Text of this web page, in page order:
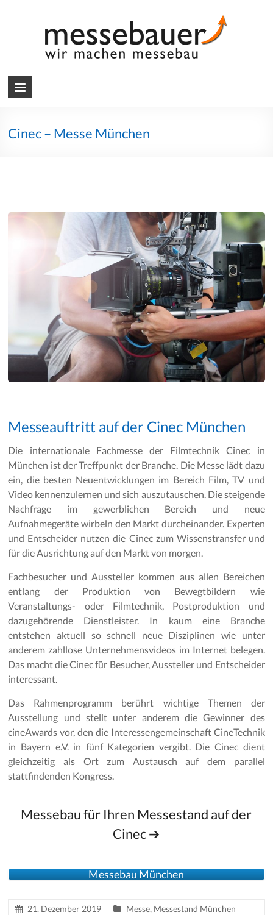
Messebauer
Wir
machen
Cinec – Messe München
Messeauftritt auf der Cinec München
Die internationale Fachmesse der Filmtechnik Cinec in
München ist der Treffpunkt der Branche. Die Messe lädt dazu
ein, die besten Neuentwicklungen im Bereich Film, TV und
Video kennenzulernen und sich auszutauschen. Die steigende
Nachfrage im gewerblichen Bereich und neue
Aufnahmegeräte wirbeln den Markt durcheinander. Experten
und Entscheider nutzen die Cinec zum Wissenstransfer und
für die Ausrichtung auf den Markt von morgen.
Fachbesucher und Aussteller kommen aus allen Bereichen
entlang der Produktion von Bewegtbildern wie
Veranstaltungs- oder Filmtechnik, Postproduktion und
dazugehörende Dienstleister. In kaum eine Branche
entstehen aktuell so schnell neue Disziplinen wie unter
anderem zahllose Unternehmensvideos im Internet belegen.
Das macht die Cinec für Besucher, Aussteller und Entscheider
interessant.
Das Rahmenprogramm berührt wichtige Themen der
Ausstellung und stellt unter anderem die Gewinner des
cineAwards vor, den die Interessengemeinschaft CineTechnik
in Bayern e.V. in fünf Kategorien vergibt. Die Cinec dient
gleichzeitig als Ort zum Austausch auf dem parallel
stattfindenden Kongress.
Messebau für Ihren Messestand auf der
Cinec ➔
Messebau München
21. Dezember 2019 Messe, Messestand München